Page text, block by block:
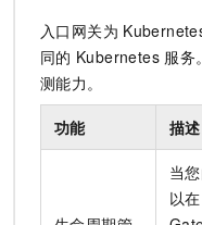
入口网关为
同的 Kubernetes 服务
测能力。
功能 描述
当
以在
Qwen3-VL-Plus
大模型服务
NEW
面向分析的企业级SaaS模式云
最高领取价值200元试用点，立
AI 产品 免费试用
1亿+ 大模型 tokens 和 30+ 款
140+云产品 免费试用
产品新客免费试用，最长12个月
大模型ACA认证体验
畅捷通
Tableau 订阅
AI空中课堂在线直播课堂（旗
AI 算法大赛
云开发大赛
入门学习赛